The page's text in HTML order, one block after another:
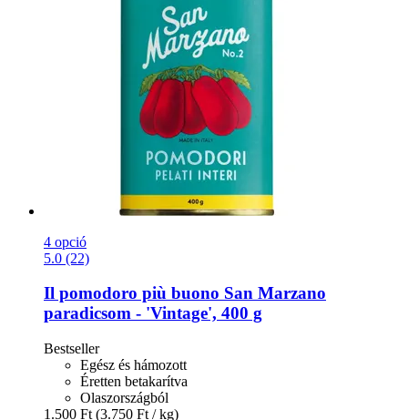
4 opció
5.0 (22)
Il pomodoro più buono San Marzano
paradicsom -​ 'Vintage', 400 g
Bestseller
Egész és hámozott
Éretten betakarítva
Olaszországból
1.500 Ft (3.750 Ft / kg)